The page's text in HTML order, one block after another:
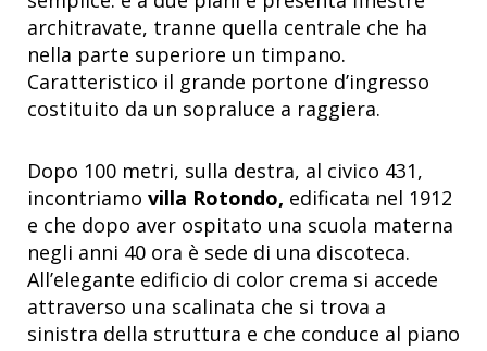
architravate, tranne quella centrale che ha
nella parte superiore un timpano.
Caratteristico il grande portone d’ingresso
costituito da un sopraluce a raggiera.
Dopo 100 metri, sulla destra, al civico 431,
incontriamo villa Rotondo, edificata nel 1912
e che dopo aver ospitato una scuola materna
negli anni 40 ora è sede di una discoteca.
All’elegante edificio di color crema si accede
attraverso una scalinata che si trova a
sinistra della struttura e che conduce al piano